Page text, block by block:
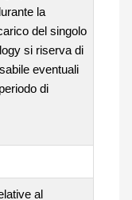
la
del singolo
si riserva di
eventuali
di
al